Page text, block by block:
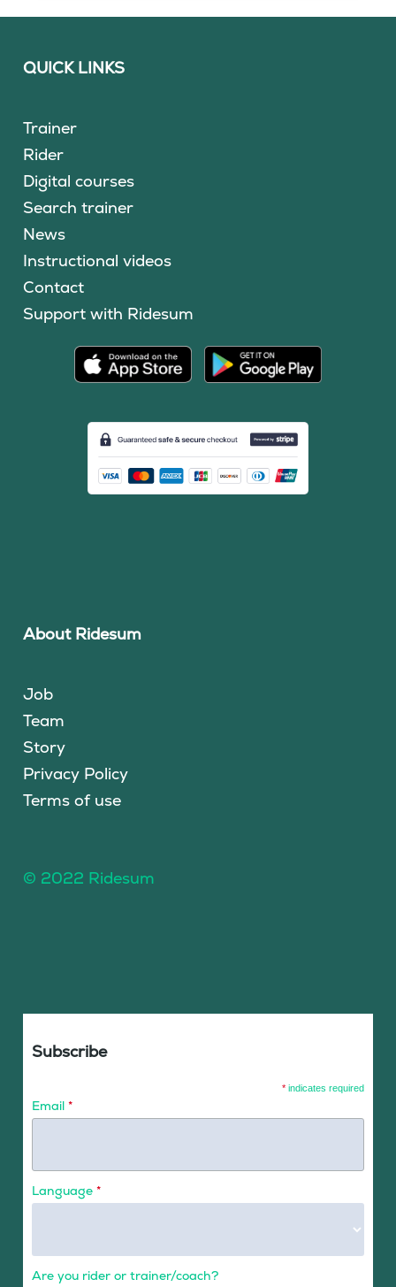
QUICK LINKS
Trainer
Rider
Digital courses
Search trainer
News
Instructional videos
Contact
Support with Ridesum
About Ridesum
Job
Team
Story
Privacy Policy
Terms of use
© 2022 Ridesum
Subscribe
* indicates required
Email *
Language *
Are you rider or trainer/coach?